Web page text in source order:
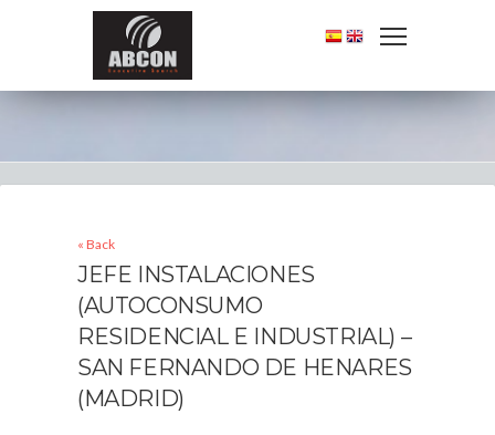
« Back
JEFE INSTALACIONES
(AUTOCONSUMO
RESIDENCIAL E INDUSTRIAL) –
SAN FERNANDO DE HENARES
(MADRID)